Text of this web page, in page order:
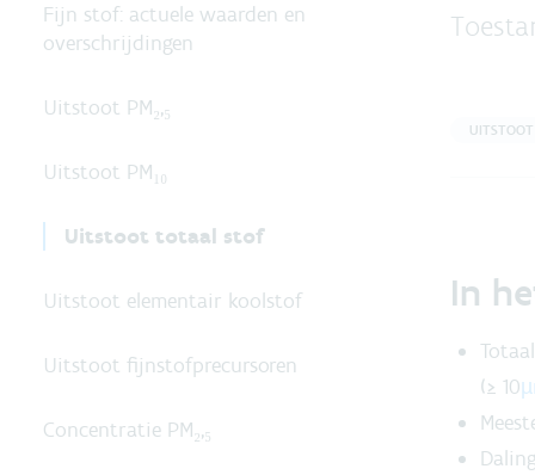
Fijn stof: actuele waarden en
overschrijdingen
Uitstoot PM₂,₅
Uitstoot PM₁₀
Uitstoot totaal stof
Uitstoot elementair koolstof
Uitstoot fijnstofprecursoren
Concentratie PM₂,₅
UITSTOOT
In
(≥ 10